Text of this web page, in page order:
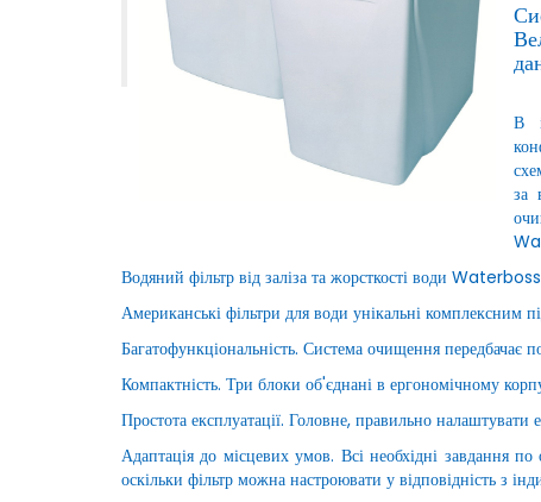
В
за
Водяний фільтр від заліза та жорсткості води
Американські фільтри для води унікальні
Багатофункціональність. Система очищення передбачає
Компактність. Три блоки об'єднані в ергономічному
Простота експлуатації. Головне, правильно
Адаптація до місцевих умов. Всі необхідні
оскільки фільтр можна настроювати у відповідність з